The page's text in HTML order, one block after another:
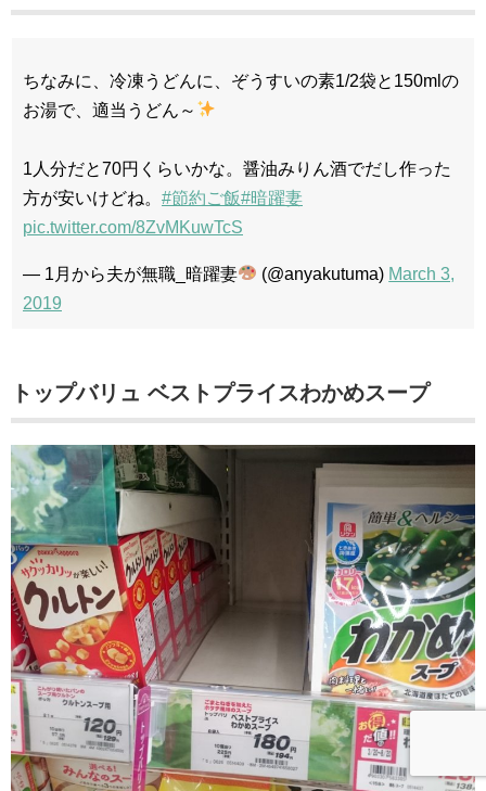
ちなみに、冷凍うどんに、ぞうすいの素1/2袋と150mlの
お湯で、適当うどん～
1人分だと70円くらいかな。醤油みりん酒でだし作った
方が安いけどね。 #節約ご飯#暗躍妻
pic.twitter.com/8ZvMKuwTcS
— 1月から夫が無職_暗躍妻 (@anyakutuma) March 3,
2019
トップバリュ ベストプライスわかめスープ